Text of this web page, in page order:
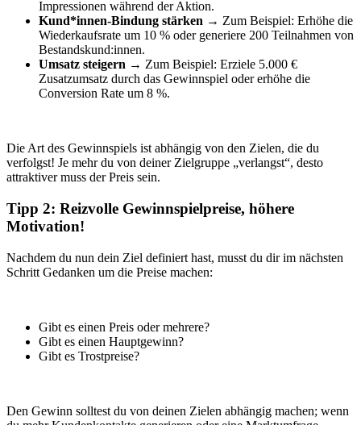
Impressionen während der Aktion.
Kund*innen-Bindung stärken → Zum Beispiel: Erhöhe die
Wiederkaufsrate um 10 % oder generiere 200 Teilnahmen von
Bestandskund:innen.
Umsatz steigern → Zum Beispiel: Erziele 5.000 €
Zusatzumsatz durch das Gewinnspiel oder erhöhe die
Conversion Rate um 8 %.
Die Art des Gewinnspiels ist abhängig von den Zielen, die du
verfolgst! Je mehr du von deiner Zielgruppe „verlangst“, desto
attraktiver muss der Preis sein.
Tipp 2: Reizvolle Gewinnspielpreise, höhere
Motivation!
Nachdem du nun dein Ziel definiert hast, musst du dir im nächsten
Schritt Gedanken um die Preise machen:
Gibt es einen Preis oder mehrere?
Gibt es einen Hauptgewinn?
Gibt es Trostpreise?
Den Gewinn solltest du von deinen Zielen abhängig machen; wenn